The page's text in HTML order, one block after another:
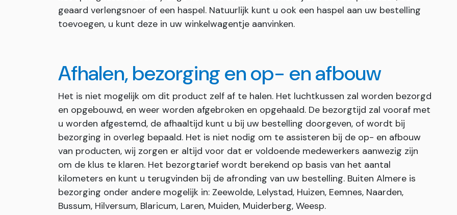
geaard verlengsnoer of een haspel. Natuurlijk kunt u ook een haspel aan uw bestelling
toevoegen, u kunt deze in uw winkelwagentje aanvinken.
Afhalen, bezorging en op- en afbouw
Het is niet mogelijk om dit product zelf af te halen. Het luchtkussen zal worden bezorgd
en opgebouwd, en weer worden afgebroken en opgehaald. De bezorgtijd zal vooraf met
u worden afgestemd, de afhaaltijd kunt u bij uw bestelling doorgeven, of wordt bij
bezorging in overleg bepaald. Het is niet nodig om te assisteren bij de op- en afbouw
van producten, wij zorgen er altijd voor dat er voldoende medewerkers aanwezig zijn
om de klus te klaren. Het bezorgtarief wordt berekend op basis van het aantal
kilometers en kunt u terugvinden bij de afronding van uw bestelling. Buiten Almere is
bezorging onder andere mogelijk in: Zeewolde, Lelystad, Huizen, Eemnes, Naarden,
Bussum, Hilversum, Blaricum, Laren, Muiden, Muiderberg, Weesp.